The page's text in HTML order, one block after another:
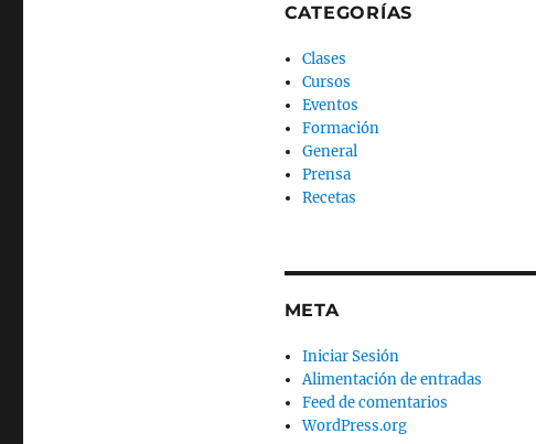
CATEGORÍAS
Clases
Cursos
Eventos
Formación
General
Prensa
Recetas
META
Iniciar Sesión
Alimentación de entradas
Feed de comentarios
WordPress.org